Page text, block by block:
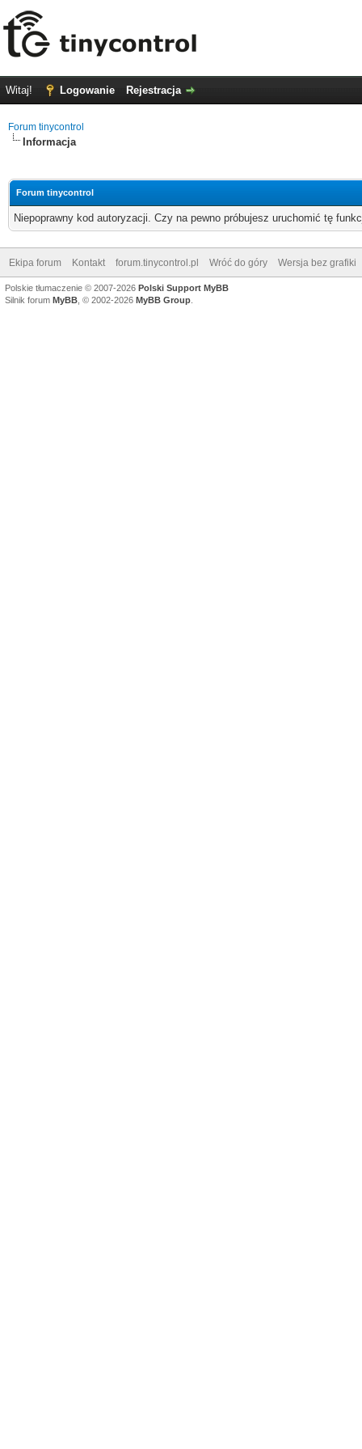
Witaj! Logowanie Rejestracja
Forum tinycontrol
Informacja
Forum tinycontrol
Niepoprawny kod autoryzacji. Czy na pewno próbujesz uruchomić tę
Ekipa forum Kontakt forum.tinycontrol.pl Wróć do góry Wersja bez grafiki
Polskie tłumaczenie © 2007-2026 Polski Support MyBB
Silnik forum MyBB , © 2002-2026 MyBB Group